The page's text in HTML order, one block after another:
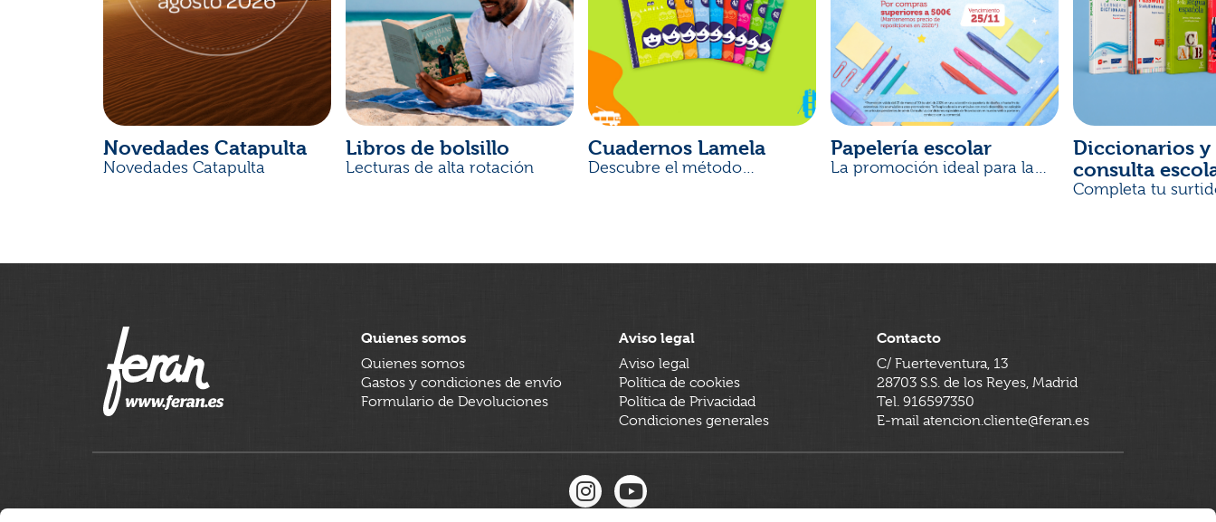
Novedades Catapulta
Novedades Catapulta
Libros de bolsillo
Lecturas de alta rotación
Cuadernos Lamela
Descubre el método
Papelería escolar
La promoción ideal para la
Diccionarios y
consulta
Completa tu
Quienes somos
Quienes somos
Gastos y condiciones de envío
Formulario de Devoluciones
Aviso legal
Aviso legal
Política de cookies
Política de Privacidad
Condiciones generales
Contacto
C/ Fuerteventura, 13
28703 S.S. de los Reyes, Madrid
Tel. 916597350
E-mail atencion.cliente@feran.es